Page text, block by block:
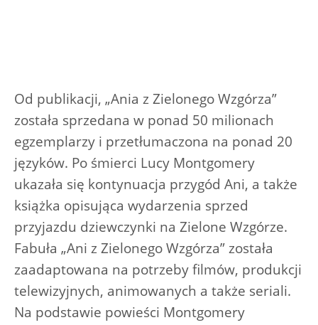
Od publikacji, „Ania z Zielonego Wzgórza”
została sprzedana w ponad 50 milionach
egzemplarzy i przetłumaczona na ponad 20
języków. Po śmierci Lucy Montgomery
ukazała się kontynuacja przygód Ani, a także
książka opisująca wydarzenia sprzed
przyjazdu dziewczynki na Zielone Wzgórze.
Fabuła „Ani z Zielonego Wzgórza” została
zaadaptowana na potrzeby filmów, produkcji
telewizyjnych, animowanych a także seriali.
Na podstawie powieści Montgomery